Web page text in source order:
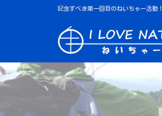
ッ
プ
移
動
記念すべき第一回目のねいちゃー活動！